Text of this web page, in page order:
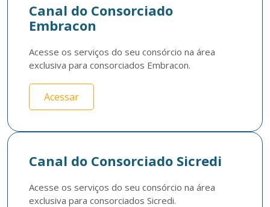
Canal do Consorciado
Embracon
Acesse os serviços do seu consórcio na área
exclusiva para consorciados Embracon.
Acessar
Canal do Consorciado Sicredi
Acesse os serviços do seu consórcio na área
exclusiva para consorciados Sicredi.